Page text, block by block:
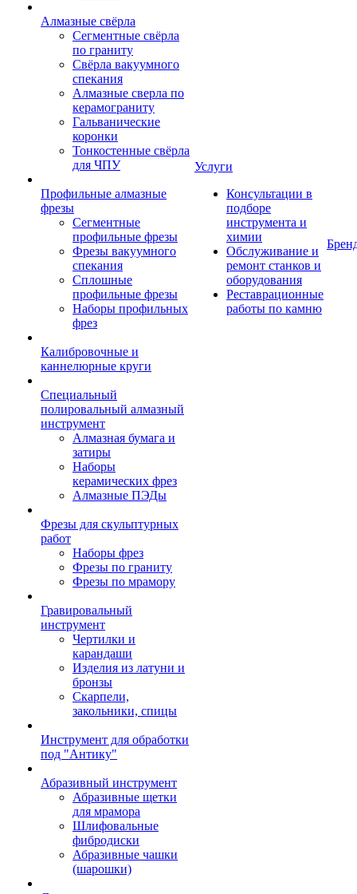
Алмазные свёрла
Сегментные свёрла
по граниту
Свёрла вакуумного
спекания
Алмазные сверла по
керамограниту
Гальванические
коронки
Тонкостенные свёрла
для ЧПУ
Профильные алмазные
фрезы
Сегментные
профильные фрезы
Фрезы вакуумного
спекания
Сплошные
профильные фрезы
Наборы профильных
фрез
Калибровочные и
каннелюрные круги
Специальный
полировальный алмазный
инструмент
Алмазная бумага и
затиры
Наборы
керамических фрез
Алмазные ПЭДы
Фрезы для скульптурных
работ
Наборы фрез
Фрезы по граниту
Фрезы по мрамору
Гравировальный
инструмент
Чертилки и
карандаши
Изделия из латуни и
бронзы
Скарпели,
закольники, спицы
Инструмент для обработки
под "Антику"
Абразивный инструмент
Абразивные щетки
для мрамора
Шлифовальные
фибродиски
Абразивные чашки
(шарошки)
Услуги
Консультации в
подборе
инструмента и
химии
Обслуживание и
ремонт станков и
оборудования
Реставрационные
работы по камню